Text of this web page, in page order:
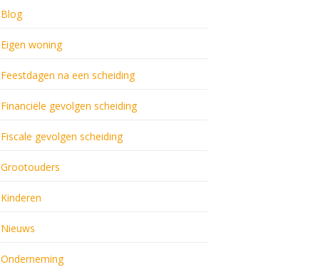
Blog
Eigen woning
Feestdagen na een scheiding
Financiële gevolgen scheiding
Fiscale gevolgen scheiding
Grootouders
Kinderen
Nieuws
Onderneming